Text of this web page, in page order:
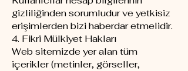
gizliliğinden sorumludur ve yetkisiz
erişimlerden bizi haberdar etmelidir.
4. Fikri Mülkiyet Hakları
Web sitemizde yer alan tüm
içerikler (metinler, görseller,